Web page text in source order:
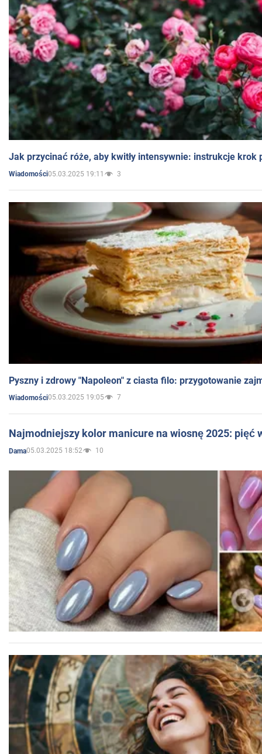
Jak przycinać róże, aby kwitły intensywnie: instrukcje krok
Wiadomości05.03.2025 19:11 3
Pyszny i zdrowy "Napoleon" z ciasta filo: przygotowanie
Wiadomości05.03.2025 19:05 7
Najmodniejszy kolor manicure na wiosnę 2025: pięć
Dama05.03.2025 18:52 10